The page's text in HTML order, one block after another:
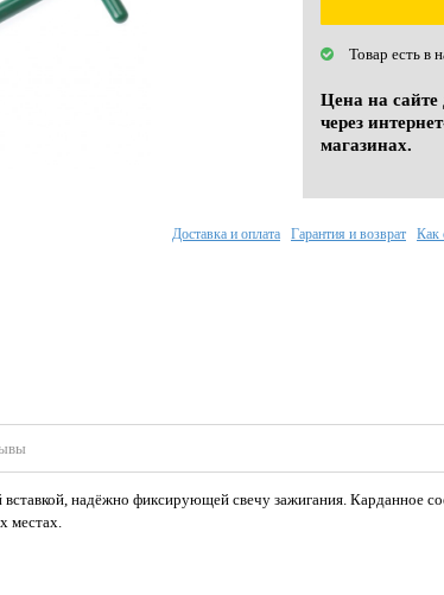
Товар есть в
Цена на сайте
через
магазинах.
надёжно фиксирующей свечу зажигания. Карданное
местах.
Доставка и оплата Гарантия и возврат Как